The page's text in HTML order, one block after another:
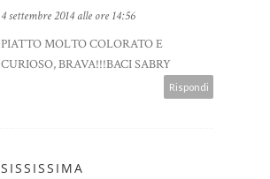
4 settembre 2014 alle ore 14:56
PIATTO MOLTO COLORATO E
CURIOSO, BRAVA!!!BACI SABRY
Rispondi
SISSISSIMA